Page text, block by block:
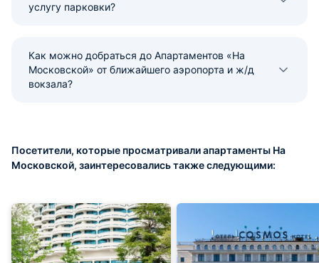
услугу парковки?
Как можно добраться до Апартаментов «На
Московской» от ближайшего аэропорта и ж/д
вокзала?
Посетители, которые просматривали апартаменты На
Московской, заинтересовались также следующими: